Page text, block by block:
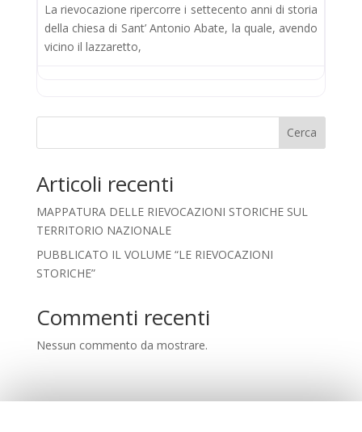
La rievocazione ripercorre i settecento anni di storia
della chiesa di Sant’ Antonio Abate, la quale, avendo
vicino il lazzaretto,
Cerca
Articoli recenti
MAPPATURA DELLE RIEVOCAZIONI STORICHE SUL
TERRITORIO NAZIONALE
PUBBLICATO IL VOLUME “LE RIEVOCAZIONI
STORICHE”
Commenti recenti
Nessun commento da mostrare.